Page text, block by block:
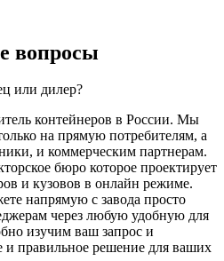
вопросы
или дилер?
контейнеров в России. Мы
на прямую потребителям, а
и коммерческим партнерам.
бюро которое проектирует
и кузовов в онлайн режиме.
напрямую с завода просто
через любую удобную для
изучим ваш запрос и
правильное решение для ваших